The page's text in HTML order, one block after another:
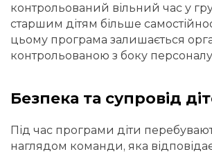
контрольований вільний час у
старшим дітям більше
цьому програма залишається
контрольованою з боку
Безпека та супровід
Під час програми діти
наглядом команди, яка